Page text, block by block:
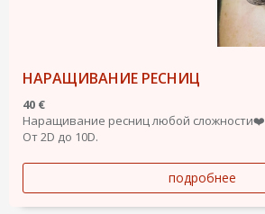
НАРАЩИВАНИЕ РЕСНИЦ
40 €
Наращивание ресниц любой сложности❤️
От 2D до 10D.
подробнее